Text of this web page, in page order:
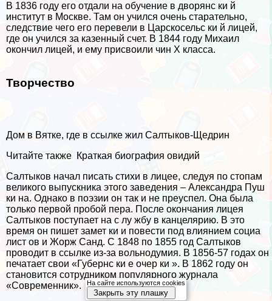
В 1836 году его отдали на обучение в дворянс ки й
институт в Москве. Там он учился очень старательно,
следствие чего его перевели в Царскосельс ки й лицей,
где он учился за казенный счет. В 1844 году Михаил
окончил лицей, и ему присвоили чин X класса.
Творчество
Дом в Вятке, где в ссылке жил Салтыков-Щедрин
Читайте также Краткая биография овидий
Салтыков начал писать стихи в лицее, следуя по стопам
великого выпускника этого заведения – Александра Пуш
ки на. Однако в поэзии он так и не преуспел. Она была
только первой пробой пера. После окончания лицея
Салтыков поступает на с лу жбу в канцелярию. В это
время он пишет замет ки и повести под влиянием социа
лист ов и Жорж Санд. С 1848 по 1855 год Салтыков
проводит в ссылке из-за вольнодумия. В 1856-57 годах он
печатает свои «Губернс ки е очер ки ». В 1862 году он
становится сотрудником популярного журнала
«Современник».
На сайте используются cookies
Закрыть эту плашку